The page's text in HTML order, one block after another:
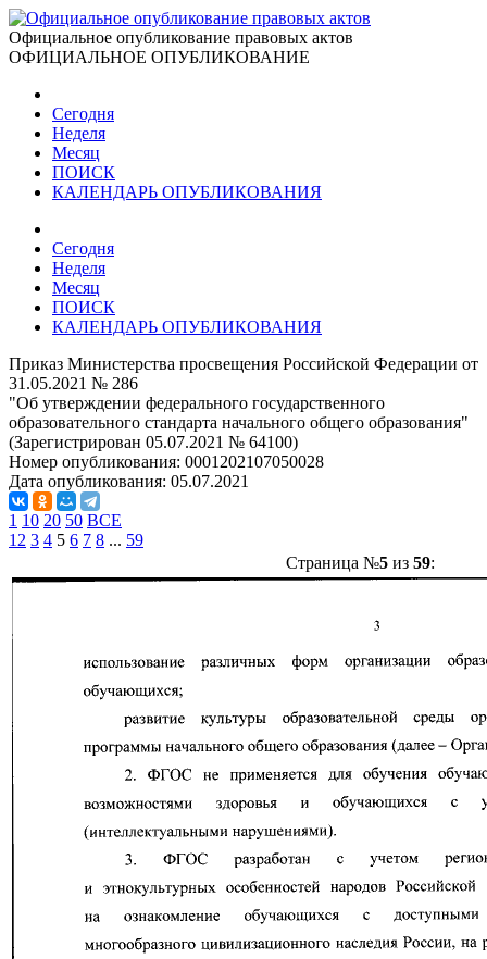
Официальное опубликование правовых актов
ОФИЦИАЛЬНОЕ ОПУБЛИКОВАНИЕ
Сегодня
Неделя
Месяц
ПОИСК
КАЛЕНДАРЬ ОПУБЛИКОВАНИЯ
Сегодня
Неделя
Месяц
ПОИСК
КАЛЕНДАРЬ ОПУБЛИКОВАНИЯ
Приказ Министерства просвещения Российской Федерации от
31.05.2021 № 286
"Об утверждении федерального государственного
образовательного стандарта начального общего образования"
(Зарегистрирован 05.07.2021 № 64100)
Номер опубликования: 0001202107050028
Дата опубликования: 05.07.2021
1 10 20 50 ВСЕ
1 2 3 4 5 6 7 8 ... 59
Страница №5из 59: